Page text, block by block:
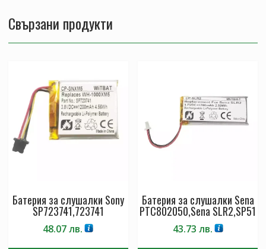
Свързани продукти
Батерия за слушалки Sony
SP723741,723741
48.07лв.
Батерия за слушалки Sena
PTC802050,Sena SLR2,SP51
43.73 лв.